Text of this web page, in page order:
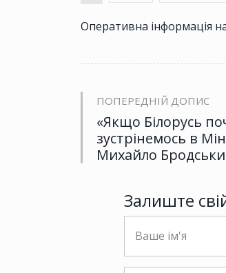
Оперативна інформація
ПОПЕРЕДНІЙ ДОПИС
«Якщо Білорусь
зустрінемось в
Михайло
Залиште